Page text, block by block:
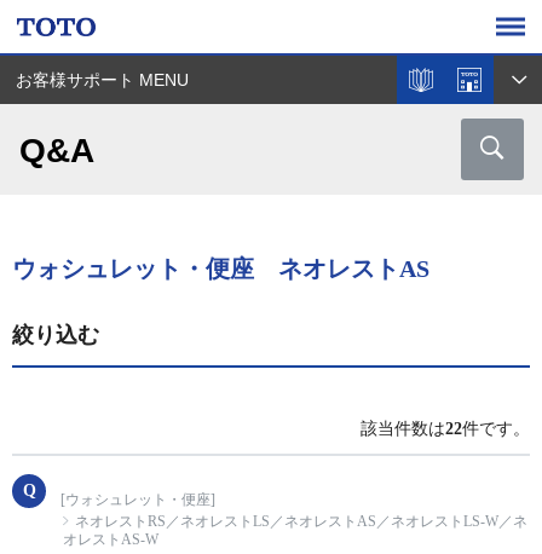
お客様サポート MENU
Q&A
ウォシュレット・便座 ネオレストAS
絞り込む
該当件数は22件です。
[ウォシュレット・便座]
ネオレストRS／ネオレストLS／ネオレストAS／ネオレストLS-W／ネ
オレストAS-W